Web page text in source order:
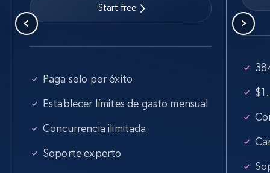
Start free
Paga solo por éxito
Establecer límites de gasto mensual
Concurrencia ilimitada
Soporte experto